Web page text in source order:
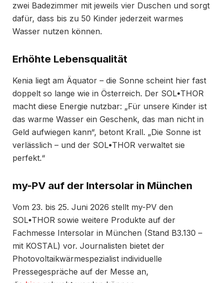
zwei Badezimmer mit jeweils vier Duschen und sorgt
dafür, dass bis zu 50 Kinder jederzeit warmes
Wasser nutzen können.
Erhöhte Lebensqualität
Kenia liegt am Äquator – die Sonne scheint hier fast
doppelt so lange wie in Österreich. Der SOL•THOR
macht diese Energie nutzbar: „Für unsere Kinder ist
das warme Wasser ein Geschenk, das man nicht in
Geld aufwiegen kann“, betont Krall. „Die Sonne ist
verlässlich – und der SOL•THOR verwaltet sie
perfekt.“
my-PV auf der Intersolar in München
Vom 23. bis 25. Juni 2026 stellt my-PV den
SOL•THOR sowie weitere Produkte auf der
Fachmesse Intersolar in München (Stand B3.130 –
mit KOSTAL) vor. Journalisten bietet der
Photovoltaikwärmespezialist individuelle
Pressegespräche auf der Messe an,